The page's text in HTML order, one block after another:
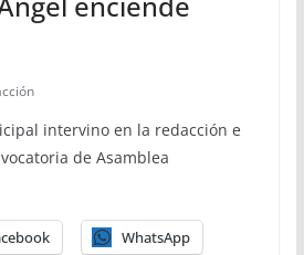
intervino en la redacción e
de Asamblea
WhatsApp